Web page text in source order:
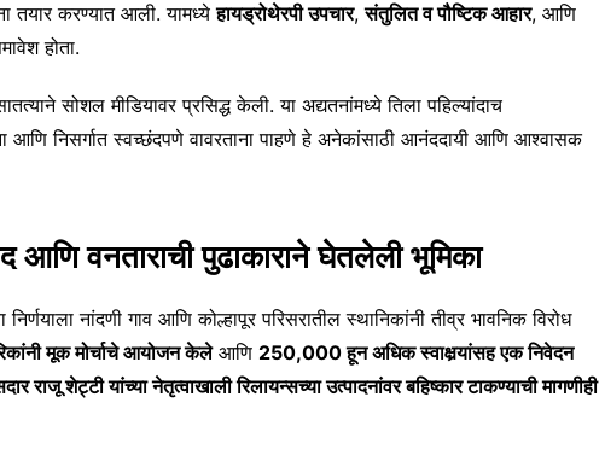
तयार करण्यात आली. यामध्येहायड्रोथेरपी उपचार,संतुलित व पौष्टिक आहार, आणि
होता.
सोशल मीडियावर प्रसिद्ध केली. या अद्यतनांमध्ये तिला पहिल्यांदाच
आणि निसर्गात स्वच्छंदपणे वावरताना पाहणे हे अनेकांसाठी आनंददायी आणि आश्वासक
आणि वनताराची पुढाकाराने घेतलेली भूमिका
निर्णयाला नांदणी गाव आणि कोल्हापूर परिसरातील स्थानिकांनी तीव्र भावनिक विरोध
मूक मोर्चाचे आयोजन केलेआणि 250,000 हून अधिक स्वाक्षर्‍यांसह एक निवेदन
राजू शेट्टी यांच्या नेतृत्वाखाली रिलायन्सच्या उत्पादनांवर बहिष्कार टाकण्याची मागणीही